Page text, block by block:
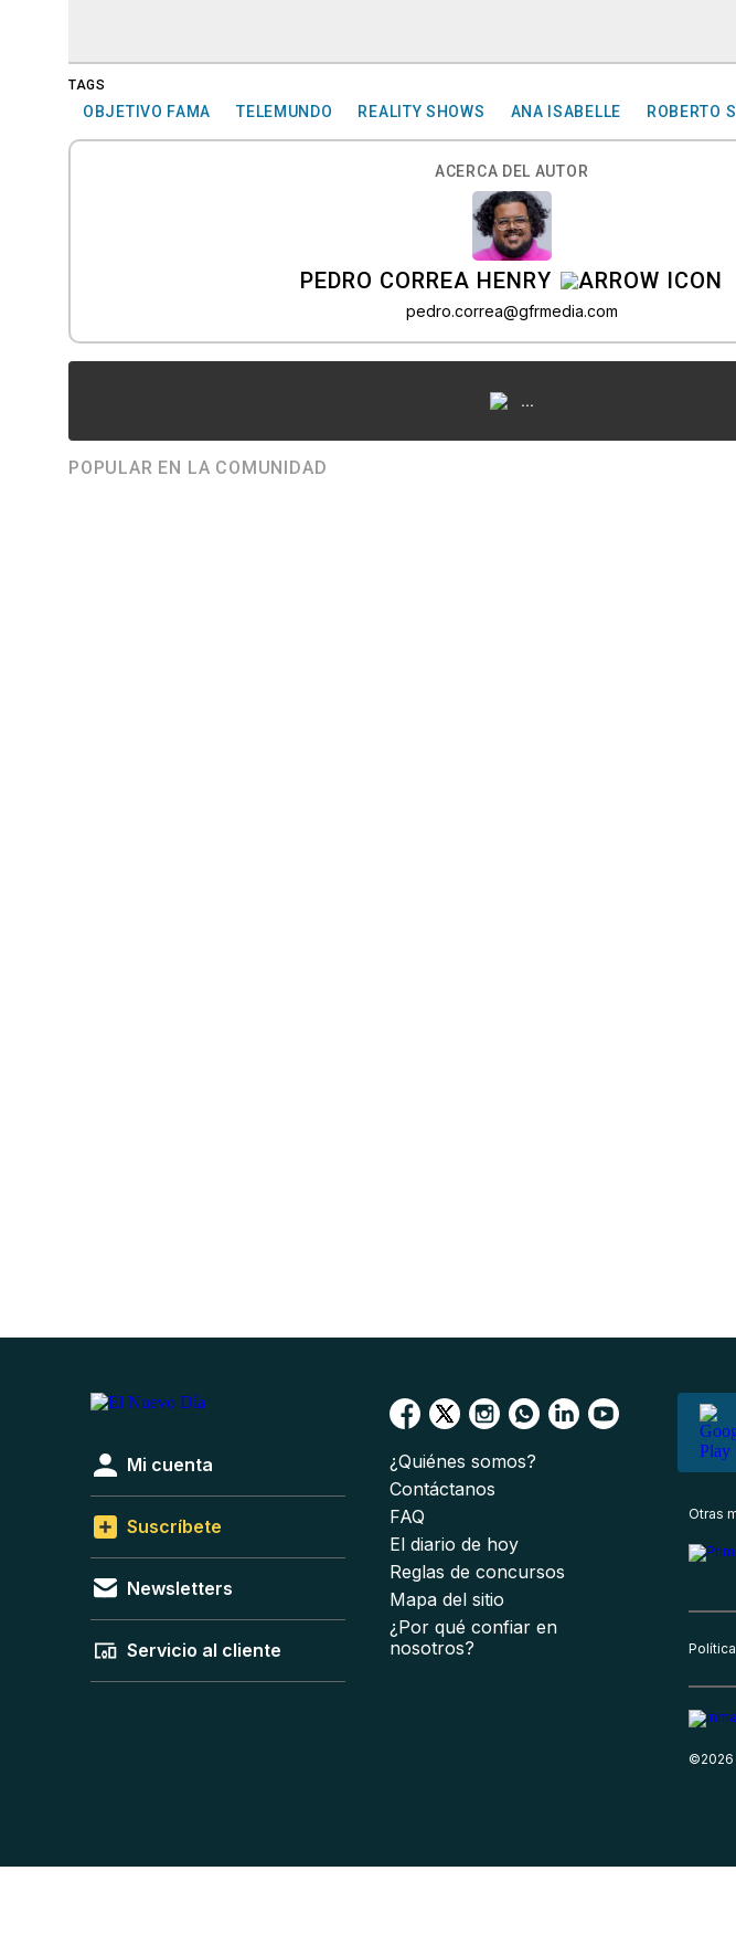
TAGS
OBJETIVO FAMA TELEMUNDO REALITY SHOWS ANA ISABELLE ROBERTO
ACERCA DEL AUTOR
PEDRO CORREA HENRY
pedro.correa@gfrmedia.com
...
POPULAR EN LA COMUNIDAD
Mi cuenta
Suscríbete
Newsletters
Servicio al cliente
¿Quiénes somos?
Contáctanos
FAQ
El diario de hoy
Reglas de concursos
Mapa del sitio
¿Por qué confiar en
nosotros?
Otras
©2026